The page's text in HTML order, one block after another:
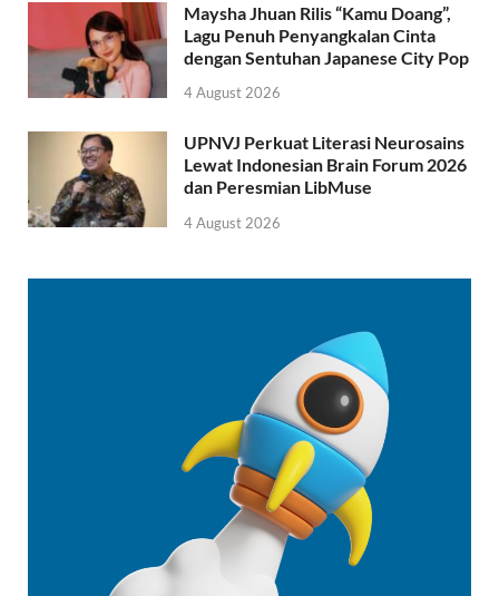
Maysha Jhuan Rilis “Kamu Doang”,
Lagu Penuh Penyangkalan Cinta
dengan Sentuhan Japanese City Pop
4 August 2026
UPNVJ Perkuat Literasi Neurosains
Lewat Indonesian Brain Forum 2026
dan Peresmian LibMuse
4 August 2026